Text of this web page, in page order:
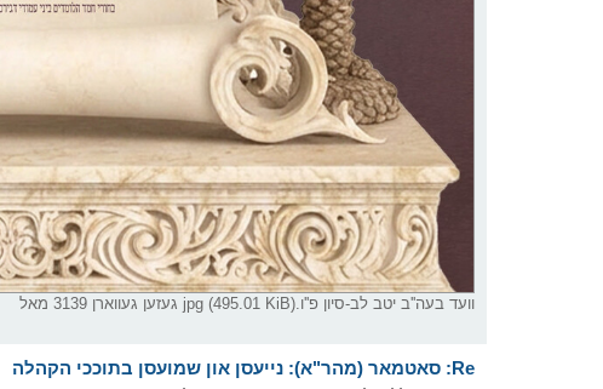
וועד בעה''ב יטב לב-סיון פ''ו.jpg (495.01 KiB) געזען געווארן 3139 מאל
Re: סאטמאר (מהר"א): נייעסן און שמועסן בתוככי הקהלה